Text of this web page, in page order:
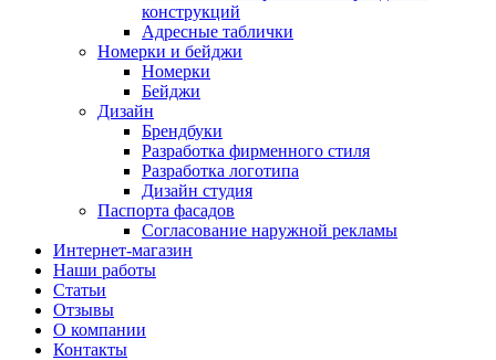
конструкций
Адресные таблички
Номерки и бейджи
Номерки
Бейджи
Дизайн
Брендбуки
Разработка фирменного стиля
Разработка логотипа
Дизайн студия
Паспорта фасадов
Согласование наружной рекламы
Интернет-магазин
Наши работы
Статьи
Отзывы
О компании
Контакты